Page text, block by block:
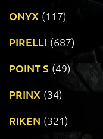
ONYX (117)
PIRELLI (687)
POINT S (49)
PRINX (34)
RIKEN (321)